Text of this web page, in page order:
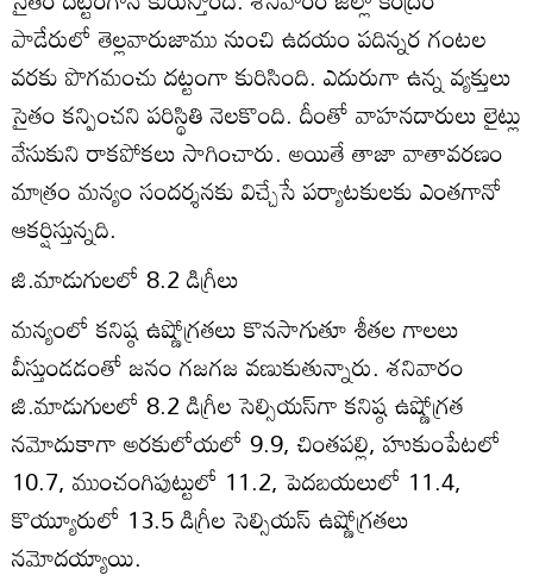
పాడేరులో తెల్లవారుజాము నుంచి ఉదయం పదిన్నర గంటల
వరకు పొగమంచు దట్టంగా కురిసింది. ఎదురుగా ఉన్న వ్యక్తులు
సైతం కన్పించని పరిస్థితి నెలకొంది. దీంతో వాహనదారులు లైట్లు
వేసుకుని రాకపోకలు సాగించారు. అయితే తాజా వాతావరణం
మాత్రం మన్యం సందర్శనకు విచ్చేసే పర్యాటకులకు ఎంతగానో
ఆకర్షిస్తున్నది.
జి.మాడుగులలో 8.2 డిగ్రీలు
మన్యంలో కనిష్ఠ ఉష్ణోగ్రతలు కొనసాగుతూ శీతల గాలలు
వీస్తుండడంతో జనం గజగజ వణుకుతున్నారు. శనివారం
జి.మాడుగులలో 8.2 డిగ్రీల సెల్సియస్‌గా కనిష్ఠ ఉష్ణోగ్రత
నమోదుకాగా అరకులోయలో 9.9, చింతపల్లి, హుకుంపేటలో
10.7, ముంచంగిపుట్టులో 11.2, పెదబయలులో 11.4,
కొయ్యూరులో 13.5 డిగ్రీల సెల్సియస్‌ ఉష్ణోగ్రతలు
నమోదయ్యాయి.